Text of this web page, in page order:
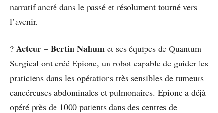
narratif ancré dans le passé et résolument tourné vers
l’avenir.
? Acteur – Bertin Nahum et ses équipes de Quantum
Surgical ont créé Epione, un robot capable de guider les
praticiens dans les opérations très sensibles de tumeurs
cancéreuses abdominales et pulmonaires. Epione a déjà
opéré près de 1000 patients dans des centres de